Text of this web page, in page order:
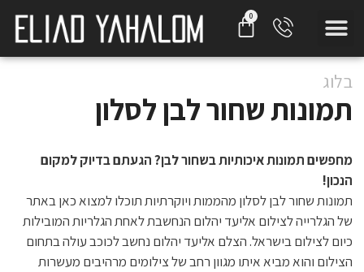
בלוג
תמונות שחור לבן לסלון
מחפשים תמונות איכותיות בשחור לבן? הגעתם בדיוק למקום
הנכון!
תמונות שחור לבן לסלון מהממות ויוקרתיות תוכלו למצוא כאן באתר
של הגלרייה לצילום אליעד יהלום הנחשבת לאחת הגלריות המובילות
כיום לצילום בישראל. הצלם אליעד יהלום נחשב לכוכב עולה בתחום
הצילום והוא מביא איתו מגוון רחב של צילומים מרהיבים מעשרות